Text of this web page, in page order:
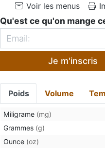
Voir les menus
Qu'est ce qu'on mange
Je m'inscris
Poids Volume
Miligrame (mg)
Grammes (g)
Ounce (oz)